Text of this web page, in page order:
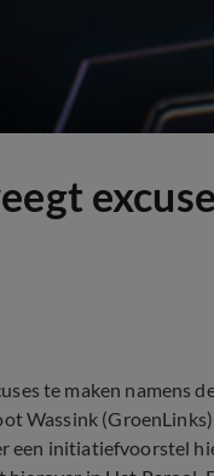
te maken namens
Wassink
initiatiefvoorstel